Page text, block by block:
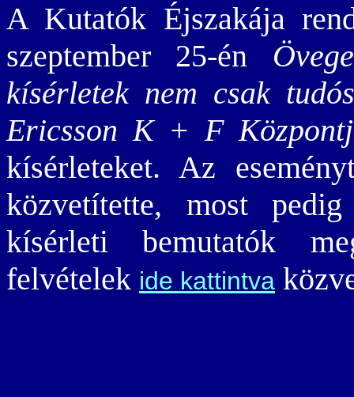
A Kutatók Éjszakája
szeptember 25-én
kísérletek nem csak
Ericsson K + F
kísérleteket. Az
közvetítette, most
kísérleti bemutatók
felvételek ide kattintva